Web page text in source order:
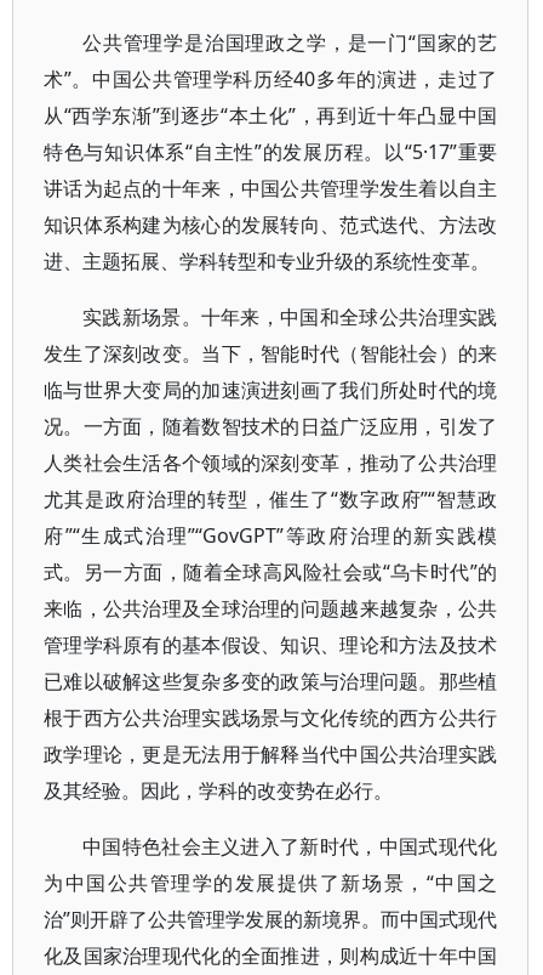
公共管理学是治国理政之学，是一门“国家的艺
术”。中国公共管理学科历经40多年的演进，走过了
从“西学东渐”到逐步“本土化”，再到近十年凸显中国
特色与知识体系“自主性”的发展历程。以“5·17”重要
讲话为起点的十年来，中国公共管理学发生着以自主
知识体系构建为核心的发展转向、范式迭代、方法改
进、主题拓展、学科转型和专业升级的系统性变革。
实践新场景。十年来，中国和全球公共治理实践
发生了深刻改变。当下，智能时代（智能社会）的来
临与世界大变局的加速演进刻画了我们所处时代的境
况。一方面，随着数智技术的日益广泛应用，引发了
人类社会生活各个领域的深刻变革，推动了公共治理
尤其是政府治理的转型，催生了“数字政府”“智慧政
府”“生成式治理”“GovGPT”等政府治理的新实践模
式。另一方面，随着全球高风险社会或“乌卡时代”的
来临，公共治理及全球治理的问题越来越复杂，公共
管理学科原有的基本假设、知识、理论和方法及技术
已难以破解这些复杂多变的政策与治理问题。那些植
根于西方公共治理实践场景与文化传统的西方公共行
政学理论，更是无法用于解释当代中国公共治理实践
及其经验。因此，学科的改变势在必行。
中国特色社会主义进入了新时代，中国式现代化
为中国公共管理学的发展提供了新场景，“中国之
治”则开辟了公共管理学发展的新境界。而中国式现代
化及国家治理现代化的全面推进，则构成近十年中国